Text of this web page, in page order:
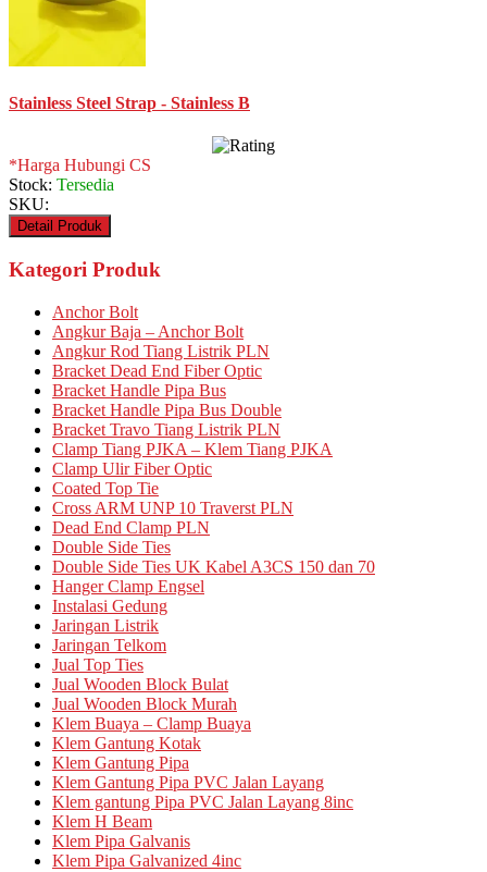
Stainless Steel Strap - Stainless B
*Harga Hubungi CS
Stock: Tersedia
SKU:
Detail Produk
Kategori Produk
Anchor Bolt
Angkur Baja – Anchor Bolt
Angkur Rod Tiang Listrik PLN
Bracket Dead End Fiber Optic
Bracket Handle Pipa Bus
Bracket Handle Pipa Bus Double
Bracket Travo Tiang Listrik PLN
Clamp Tiang PJKA – Klem Tiang PJKA
Clamp Ulir Fiber Optic
Coated Top Tie
Cross ARM UNP 10 Traverst PLN
Dead End Clamp PLN
Double Side Ties
Double Side Ties UK Kabel A3CS 150 dan 70
Hanger Clamp Engsel
Instalasi Gedung
Jaringan Listrik
Jaringan Telkom
Jual Top Ties
Jual Wooden Block Bulat
Jual Wooden Block Murah
Klem Buaya – Clamp Buaya
Klem Gantung Kotak
Klem Gantung Pipa
Klem Gantung Pipa PVC Jalan Layang
Klem gantung Pipa PVC Jalan Layang 8inc
Klem H Beam
Klem Pipa Galvanis
Klem Pipa Galvanized 4inc